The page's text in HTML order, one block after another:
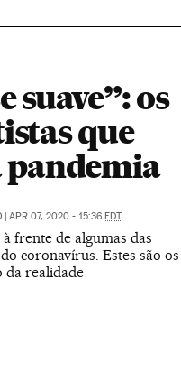
suave”: os
que
| APR 07, 2020 - 15:36 EDT
frente de algumas das
coronavírus. Estes são os
da realidade